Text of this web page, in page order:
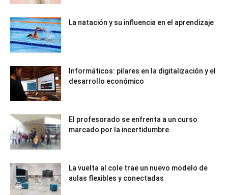
La natación y su influencia en el aprendizaje
Informáticos: pilares en la digitalización y el
desarrollo económico
El profesorado se enfrenta a un curso
marcado por la incertidumbre
La vuelta al cole trae un nuevo modelo de
aulas flexibles y conectadas